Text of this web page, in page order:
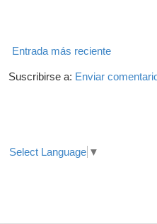
Entrada más reciente
Suscribirse a: Enviar
Select Language ▼